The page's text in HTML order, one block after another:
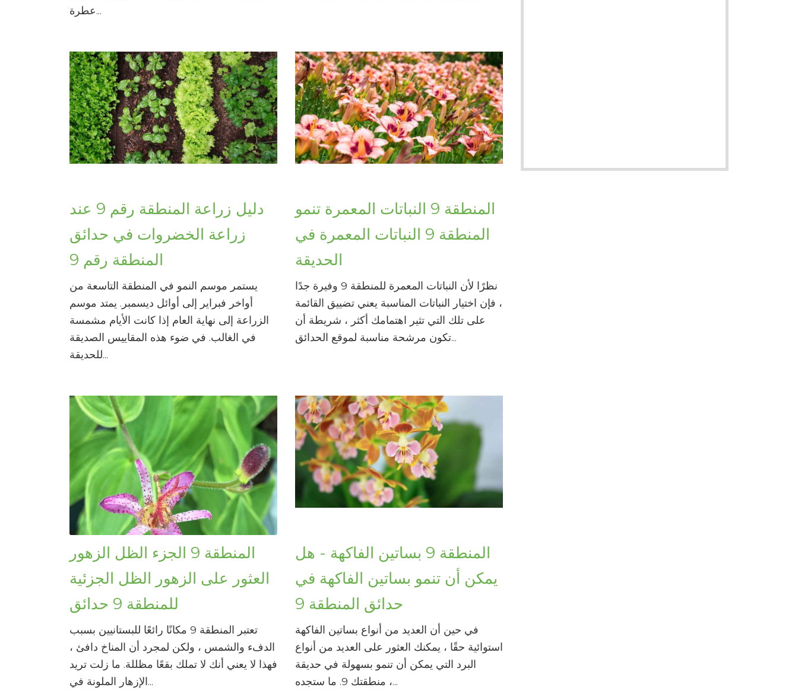
عطرة...
دليل زراعة المنطقة رقم 9 عند
زراعة الخضروات في حدائق
المنطقة رقم 9
يستمر موسم النمو في المنطقة التاسعة من
أواخر فبراير إلى أوائل ديسمبر. يمتد موسم
الزراعة إلى نهاية العام إذا كانت الأيام مشمسة
في الغالب. في ضوء هذه المقاييس الصديقة
للحديقة...
المنطقة 9 النباتات المعمرة تنمو
المنطقة 9 النباتات المعمرة في
الحديقة
نظرًا لأن النباتات المعمرة للمنطقة 9 وفيرة جدًا
، فإن اختيار النباتات المناسبة يعني تضييق القائمة
على تلك التي تثير اهتمامك أكثر ، شريطة أن
تكون مرشحة مناسبة لموقع الحدائق...
المنطقة 9 الجزء الظل الزهور
العثور على الزهور الظل الجزئية
للمنطقة 9 حدائق
تعتبر المنطقة 9 مكانًا رائعًا للبستانيين بسبب
الدفء والشمس ، ولكن لمجرد أن المناخ دافئ ،
فهذا لا يعني أنك لا تملك بقعًا مظللة. ما زلت تريد
الإزهار الملونة في...
المنطقة 9 بساتين الفاكهة - هل
يمكن أن تنمو بساتين الفاكهة في
حدائق المنطقة 9
في حين أن العديد من أنواع بساتين الفاكهة
استوائية حقًا ، يمكنك العثور على العديد من أنواع
البرد التي يمكن أن تنمو بسهولة في حديقة
منطقتك 9. ما ستجده ،...